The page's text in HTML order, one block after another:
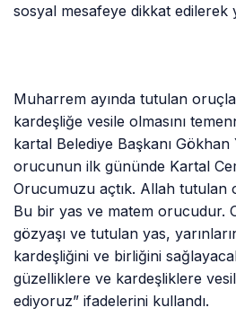
sosyal mesafeye dikkat edilerek
Muharrem ayında tutulan
kardeşliğe vesile olmasını
kartal Belediye Başkanı
orucunun ilk gününde Kartal
Orucumuzu açtık. Allah tutulan
Bu bir yas ve matem orucudur.
gözyaşı ve tutulan yas,
kardeşliğini ve birliğini
güzelliklere ve kardeşliklere
ediyoruz” ifadelerini kullandı.